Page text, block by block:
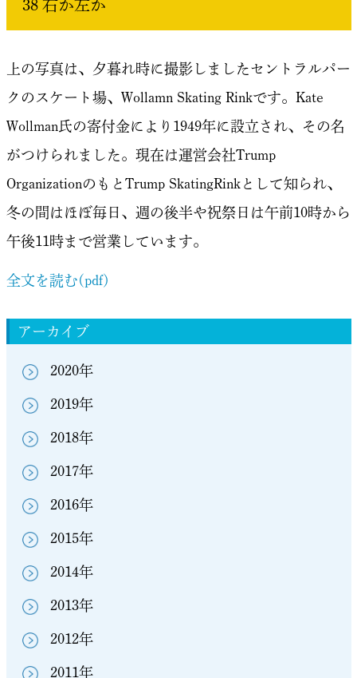
アーカイブ
2020年
2019年
2018年
2017年
2016年
2015年
2014年
2013年
2012年
2011年
38 右か左か
上の写真は、夕暮れ時に撮影しましたセントラルパー
クのスケート場、Wollamn Skating Rinkです。Kate
Wollman氏の寄付金により1949年に設立され、その名
がつけられました。現在は運営会社Trump
OrganizationのもとTrump SkatingRinkとして知られ、
冬の間はほぼ毎日、週の後半や祝祭日は午前10時から
午後11時まで営業しています。
全文を読む(pdf)